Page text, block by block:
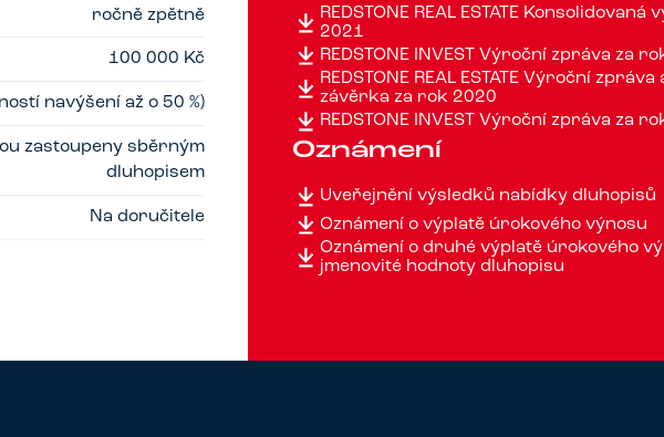
ročně zpětně
100 000 Kč
navýšení až o 50 %)
zastoupeny sběrným
dluhopisem
Na doručitele
REDSTONE REAL ESTATE
2021
REDSTONE INVEST Výroční zpráva za
REDSTONE REAL ESTATE Výroční
závěrka za rok 2020
REDSTONE INVEST Výroční zpráva za
Oznámení
Uveřejnění výsledků nabídky dluhopisů
Oznámení o výplatě úrokového výnosu
Oznámení o druhé výplatě úrokového
jmenovité hodnoty dluhopisu